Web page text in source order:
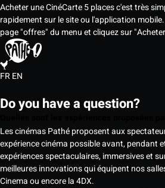
Acheter une CinéCarte 5 places c'est très
rapidement sur le site ou l'application
page "offres" du menu et cliquez sur
FREN
Do you have a question?
Les cinémas Pathé proposent aux
expérience cinéma possible avant, pendant
expériences spectaculaires, immersives et
meilleures innovations qui équipent nos
Cinema ou encore la 4DX.